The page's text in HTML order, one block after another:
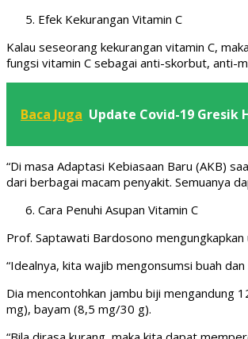
Efek Kekurangan Vitamin C
Kalau seseorang kekurangan vitamin C,
fungsi vitamin C sebagai anti-skorbut, anti-
Baca Juga Update Covid-19 Gresik
“Di masa Adaptasi Kebiasaan Baru (AKB)
dari berbagai macam penyakit. Semuanya
Cara Penuhi Asupan Vitamin C
Prof. Saptawati Bardosono
“Idealnya, kita wajib mengonsumsi buah
Dia mencontohkan jambu biji mengandung
mg), bayam (8,5 mg/30 g).